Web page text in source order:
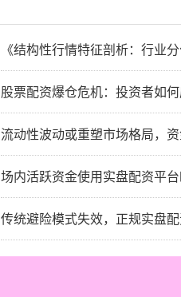
《结构性行情特征剖析：行业分化逻辑
股票配资爆仓危机：投资者如何应
流动性波动或重塑市场格局，资金
场内活跃资金使用实盘配资平台时
传统避险模式失效，正规实盘配资转向混